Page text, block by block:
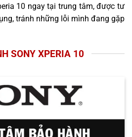
10 ngay tại trung tâm, được tư
tránh những lỗi mình đang gặp
SONY XPERIA 10